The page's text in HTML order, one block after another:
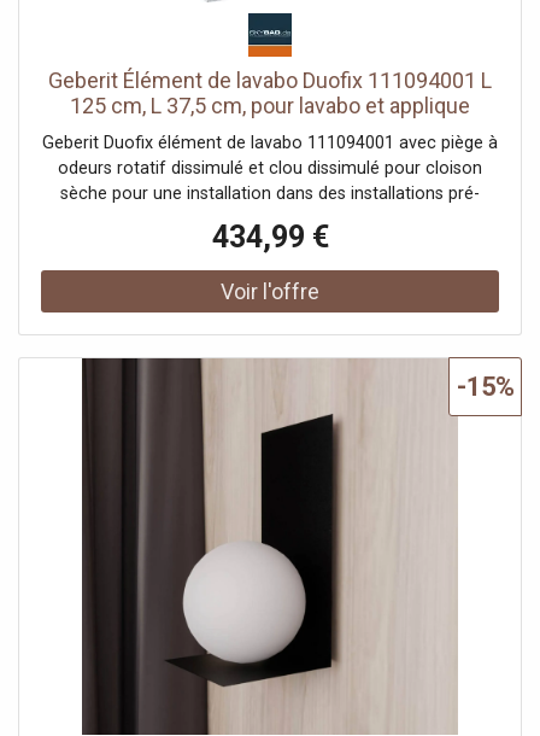
Geberit Élément de lavabo Duofix 111094001 L
125 cm, L 37,5 cm, pour lavabo et applique
murale ONE, partiellement haut
Geberit Duofix élément de lavabo 111094001 avec piège à
odeurs rotatif dissimulé et clou dissimulé pour cloison
sèche pour une installation dans des installations pré-
Duofix convient pour une construction sans obstacle pour
UN Lavabos Lavabos et garnitures murales pour meubles
pour 1930 sol 1930 -20 cm Habillages d´interrupteurs
pour la fixation dans une construction à ossature en bois
Repose-pieds galvanisés 1930 réglable de 1930 20 cm
avec résistance au glissement Plaques de pied rotatives
dissimulé avec ouverture de service Boîtier mural avec
pièce de raccordement en PE 50/56 mm Connexion d'eau
MasterFix et Mepla -Fix capable Boîtier UP pré-assemblé
pour UN mitigeur de lavabo Tuyaux de raccordement
entre le boîtier encastré et le support pour montage mural
pré-assemblé Unités d'arrêt intégrées dans le boîtier
434,99 €
-15%